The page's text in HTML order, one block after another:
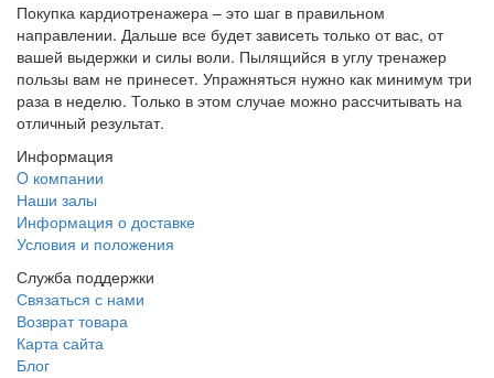
Покупка кардиотренажера – это шаг в правильном
направлении. Дальше все будет зависеть только от вас, от
вашей выдержки и силы воли. Пылящийся в углу тренажер
пользы вам не принесет. Упражняться нужно как минимум три
раза в неделю. Только в этом случае можно рассчитывать на
отличный результат.
Информация
O компании
Наши залы
Информация о доставке
Условия и положения
Служба поддержки
Связаться с нами
Возврат товара
Карта сайта
Блог